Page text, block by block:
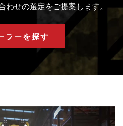
わせの選定をご提案します。
ラーを探す